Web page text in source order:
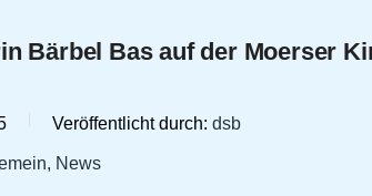
Bärbel Bas auf der Moerser
Veröffentlicht durch: dsb
News